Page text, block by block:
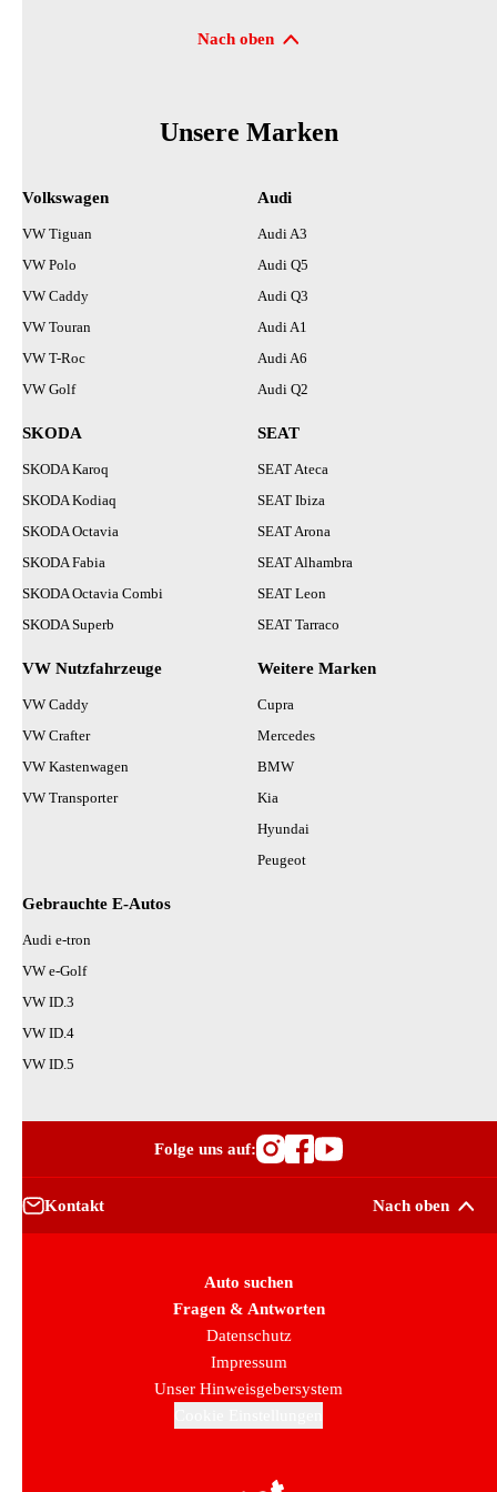
Nach oben
Unsere Marken
Volkswagen
VW Tiguan
VW Polo
VW Caddy
VW Touran
VW T-Roc
VW Golf
Audi
Audi A3
Audi Q5
Audi Q3
Audi A1
Audi A6
Audi Q2
SKODA
SKODA Karoq
SKODA Kodiaq
SKODA Octavia
SKODA Fabia
SKODA Octavia Combi
SKODA Superb
SEAT
SEAT Ateca
SEAT Ibiza
SEAT Arona
SEAT Alhambra
SEAT Leon
SEAT Tarraco
VW Nutzfahrzeuge
VW Caddy
VW Crafter
VW Kastenwagen
VW Transporter
Weitere Marken
Cupra
Mercedes
BMW
Kia
Hyundai
Peugeot
Gebrauchte E-Autos
Audi e-tron
VW e-Golf
VW ID.3
VW ID.4
VW ID.5
Folge uns auf:
Besuche
Besuche
Besuche
Kontakt Nach oben
Auto suchen
Fragen & Antworten
Datenschutz
Impressum
Unser Hinweisgebersystem